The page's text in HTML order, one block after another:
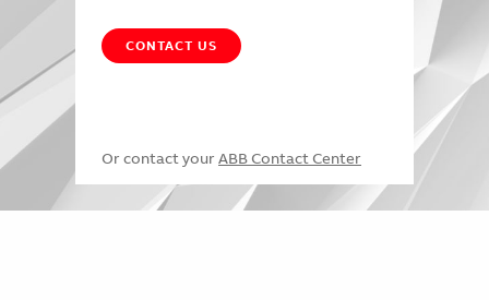
CONTACT US
Or contact your ABB Contact Center